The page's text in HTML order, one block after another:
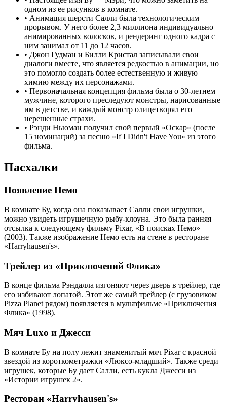
одном из ее рисунков в комнате.
• Анимация шерсти Салли была технологическим
прорывом. У него более 2,3 миллиона индивидуально
анимированных волосков, и рендеринг одного кадра с
ним занимал от 11 до 12 часов.
• Джон Гудман и Билли Кристал записывали свои
диалоги вместе, что является редкостью в анимации, но
это помогло создать более естественную и живую
химию между их персонажами.
• Первоначальная концепция фильма была о 30-летнем
мужчине, которого преследуют монстры, нарисованные
им в детстве, и каждый монстр олицетворял его
нерешенные страхи.
• Рэнди Ньюман получил свой первый «Оскар» (после
15 номинаций) за песню «If I Didn't Have You» из этого
фильма.
Пасхалки
Появление Немо
В комнате Бу, когда она показывает Салли свои игрушки,
можно увидеть игрушечную рыбу-клоуна. Это была ранняя
отсылка к следующему фильму Pixar, «В поисках Немо»
(2003). Также изображение Немо есть на стене в ресторане
«Harryhausen's».
Трейлер из «Приключений Флика»
В конце фильма Рэндалла изгоняют через дверь в трейлер, где
его избивают лопатой. Этот же самый трейлер (с грузовиком
Pizza Planet рядом) появляется в мультфильме «Приключения
Флика» (1998).
Мяч Luxo и Джесси
В комнате Бу на полу лежит знаменитый мяч Pixar с красной
звездой из короткометражки «Люксо-младший». Также среди
игрушек, которые Бу дает Салли, есть кукла Джесси из
«Истории игрушек 2».
Ресторан «Harryhausen's»